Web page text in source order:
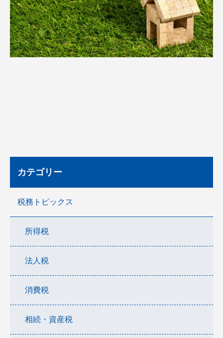
カテゴリー
税務トピックス
所得税
法人税
消費税
相続・資産税